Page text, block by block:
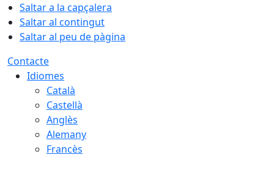
Saltar a la capçalera
Saltar al contingut
Saltar al peu de pàgina
Contacte
Idiomes
Català
Castellà
Anglès
Alemany
Francès